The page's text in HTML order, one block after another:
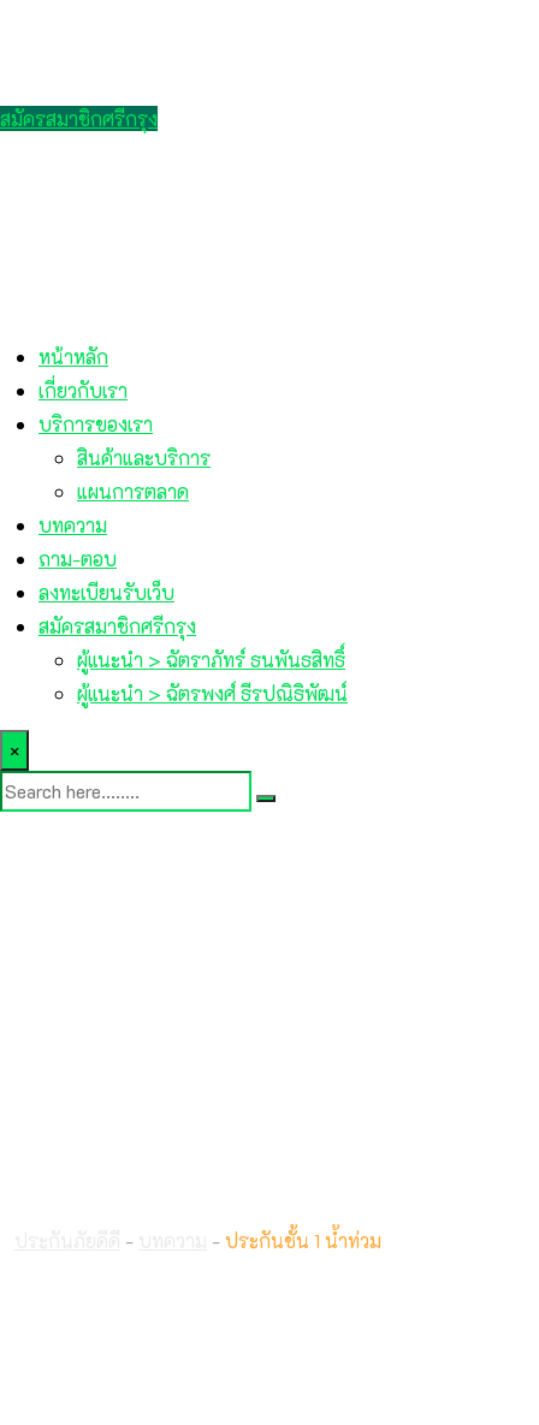
สมัครสมาชิกศรีกรุง
หน้าหลัก
เกี่ยวกับเรา
บริการของเรา
สินค้าและบริการ
แผนการตลาด
บทความ
ถาม-ตอบ
ลงทะเบียนรับเว็บ
สมัครสมาชิกศรีกรุง
ผู้แนะนำ > ฉัตราภัทร์ ธนพันธสิทธิ์
ผู้แนะนำ > ฉัตรพงศ์ ธีรปณิธิพัฒน์
×
- -ประกันชั้น 1 น้ำท่วม